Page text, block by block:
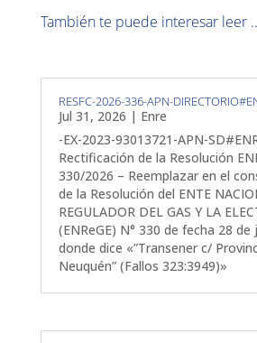
También te puede interesar leer
RESFC-2026-336-APN-
Jul 31, 2026 | Enre
-EX-2023-93013721-APN-
Rectificación de la Resolución
330/2026 – Reemplazar en el
de la Resolución del ENTE
REGULADOR DEL GAS Y LA
(ENReGE) N° 330 de fecha 28 de
donde dice «”Transener c/
Neuquén” (Fallos 323:3949)»